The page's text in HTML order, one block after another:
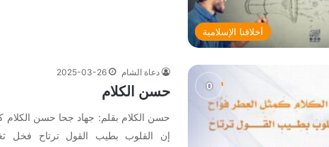
أخلاقنا الإسلامية
دعاة الشام 2025-03-26
حسن الكلام
حسن الكلام بقلم: جهاد جحا حسن الكلام
إن القلوب بطيب القول ترتاح فخل